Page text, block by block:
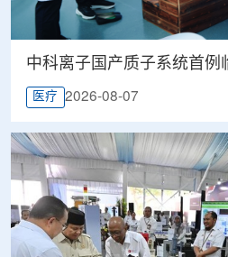
中科离子国产质子系统首例
医疗 2026-08-07